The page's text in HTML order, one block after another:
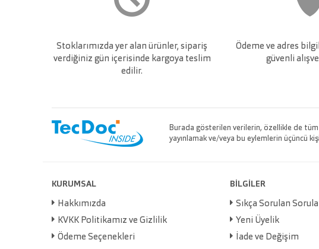
Stoklarımızda yer alan ürünler, sipariş
verdiğiniz gün içerisinde kargoya teslim
edilir.
Ödeme ve adres
güvenli
Burada gösterilen verilerin, özellikle de tüm
yayınlamak ve/veya bu eylemlerin üçüncü
KURUMSAL
Hakkımızda
KVKK Politikamız ve Gizlilik
Ödeme Seçenekleri
BİLGİLER
Sıkça Sorulan
Yeni Üyelik
İade ve Değişim